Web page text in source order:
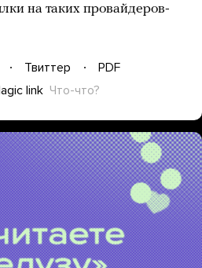
на таких провайдеров-
Твиттер
PDF
link Что-что?